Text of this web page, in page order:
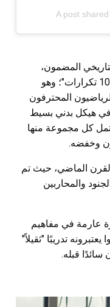
A post
المضمون،
والقائم على معادلة "3 مجموعات في 10 تكرارات"؛ وهو
المحترفون
في هيكل بدني بسيط
كل مجموعة منها
وخفضه.
الماضي، حيث تم
والمحاربين
عارمة في مفاهيم
تدريبًا "ثقيلاً"
سائدًا قبله.